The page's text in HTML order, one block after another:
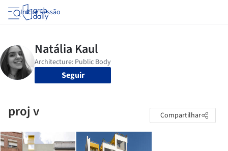
Iniciar sessão
Seguir
proj v Compartilhar